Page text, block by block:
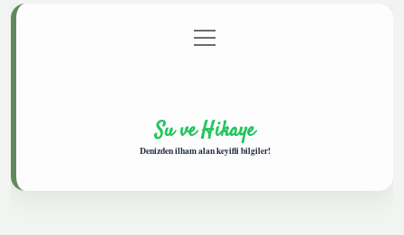
Gizlilik Politikası
menüyü
aç
Su ve Hikaye
Denizden ilham alan keyifli bilgiler!